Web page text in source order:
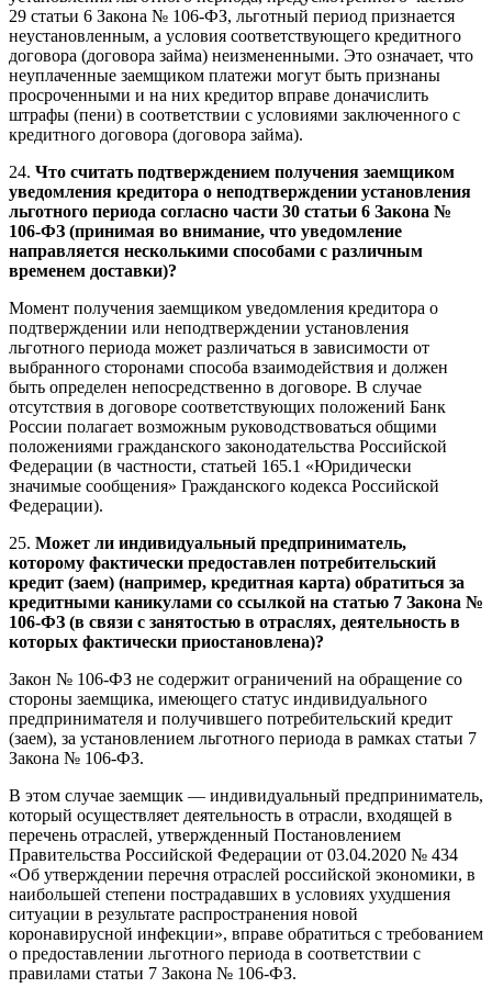
29 статьи 6 Закона № 106-ФЗ, льготный период признается
неустановленным, а условия соответствующего кредитного
договора (договора займа) неизмененными. Это означает, что
неуплаченные заемщиком платежи могут быть признаны
просроченными и на них кредитор вправе доначислить
штрафы (пени) в соответствии с условиями заключенного с
кредитного договора (договора займа).
24. Что считать подтверждением получения заемщиком
уведомления кредитора о неподтверждении установления
льготного периода согласно части 30 статьи 6 Закона №
106-ФЗ (принимая во внимание, что уведомление
направляется несколькими способами с различным
временем доставки)?
Момент получения заемщиком уведомления кредитора о
подтверждении или неподтверждении установления
льготного периода может различаться в зависимости от
выбранного сторонами способа взаимодействия и должен
быть определен непосредственно в договоре. В случае
отсутствия в договоре соответствующих положений Банк
России полагает возможным руководствоваться общими
положениями гражданского законодательства Российской
Федерации (в частности, статьей 165.1 «Юридически
значимые сообщения» Гражданского кодекса Российской
Федерации).
25. Может ли индивидуальный предприниматель,
которому фактически предоставлен потребительский
кредит (заем) (например, кредитная карта) обратиться за
кредитными каникулами со ссылкой на статью 7 Закона №
106-ФЗ (в связи с занятостью в отраслях, деятельность в
которых фактически приостановлена)?
Закон № 106-ФЗ не содержит ограничений на обращение со
стороны заемщика, имеющего статус индивидуального
предпринимателя и получившего потребительский кредит
(заем), за установлением льготного периода в рамках статьи 7
Закона № 106-ФЗ.
В этом случае заемщик — индивидуальный предприниматель,
который осуществляет деятельность в отрасли, входящей в
перечень отраслей, утвержденный Постановлением
Правительства Российской Федерации от 03.04.2020 № 434
«Об утверждении перечня отраслей российской экономики, в
наибольшей степени пострадавших в условиях ухудшения
ситуации в результате распространения новой
коронавирусной инфекции», вправе обратиться с требованием
о предоставлении льготного периода в соответствии с
правилами статьи 7 Закона № 106-ФЗ.